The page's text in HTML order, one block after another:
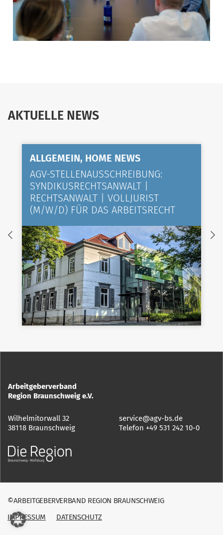
AKTUELLE NEWS
ALLGEMEIN, HOME NEWS
AGV-STELLENAUSSCHREIBUNG:
SYNDIKUSRECHTSANWALT |
RECHTSANWALT | VOLLJURIST
(M/W/D) FÜR DAS ARBEITSRECHT
Arbeitgeberverband
Region Braunschweig e.V.
Wilhelmitorwall 32
38118 Braunschweig
service@agv-bs.de
Telefon +49 531 242 10-0
©ARBEITGEBERVERBAND REGION BRAUNSCHWEIG
IMPRESSUM
DATENSCHUTZ